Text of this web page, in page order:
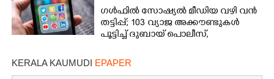
ഗൾഫിൽ സോഷ്യൽ മീഡിയ വഴി വൻ
തട്ടിപ്പ്; 103 വ്യാജ അക്കൗണ്ടുകൾ
പൂട്ടിച്ച് ദുബായ് പൊലീസ്,
KERALA KAUMUDI EPAPER